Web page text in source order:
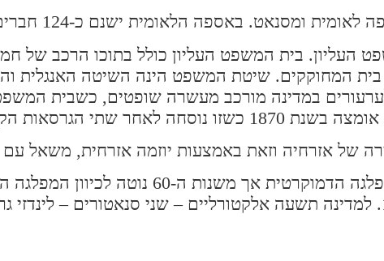
באספה הלאומית ישנם כ-124 חברים ובסנאט 46 חברים.
העליון. בית המשפט העליון כולל בתוכו הרכב של
בית המחוקקים. שיטת המשפט הינה השיטה
במדינה מורכב מעשרה שופטים, כשבית המשפט
הקודמות שלה ב-1796 ו-1834.
של אזרחיה וזאת באמצעות יוזמה אזרחית, משאל עם
המדינה נחשבה בעבר למעוז המפלגה הדמוקרטית
הבחירות של ג'ימי קרטר ב-1976. למדינה תשעה אלקטורליים – שני